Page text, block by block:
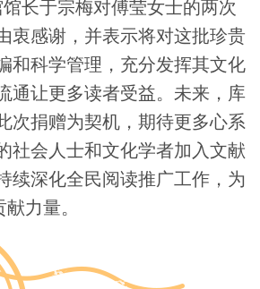
长于宗梅对傅莹女士的两次
衷感谢，并表示将对这批珍贵
和科学管理，充分发挥其文化
通让更多读者受益。未来，库
次捐赠为契机，期待更多心系
社会人士和文化学者加入文献
续深化全民阅读推广工作，为
力量。